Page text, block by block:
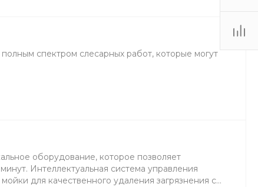
спектром слесарных работ, которые могут
оборудование, которое позволяет
Интеллектуальная система управления
для качественного удаления загрязнения с